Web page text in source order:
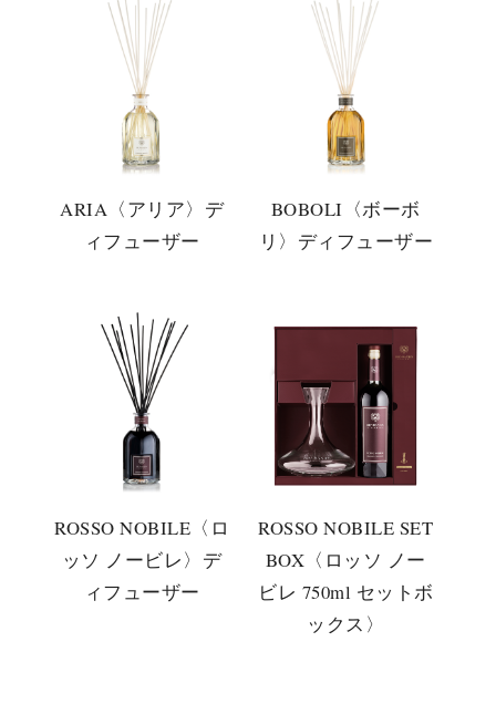
ARIA〈アリア〉デ
ィフューザー
BOBOLI〈ボーボ
リ〉ディフューザー
ROSSO NOBILE〈ロ
ッソ ノービレ〉デ
ィフューザー
ROSSO NOBILE SET
BOX〈ロッソ ノー
ビレ 750ml セットボ
ックス〉